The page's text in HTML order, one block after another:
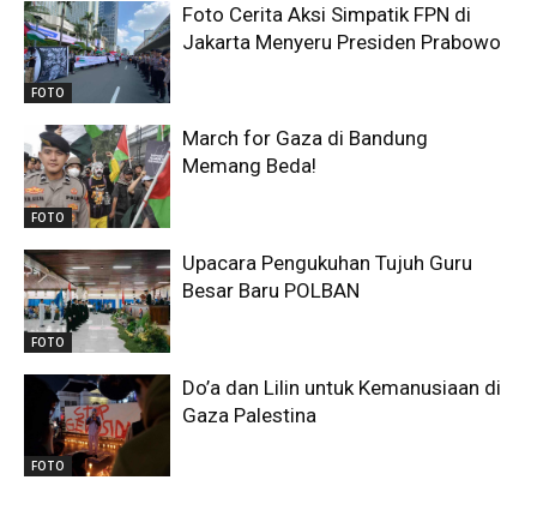
FOTO
Foto Cerita Aksi Simpatik FPN di
Jakarta Menyeru Presiden Prabowo
FOTO
March for Gaza di Bandung
Memang Beda!
FOTO
Upacara Pengukuhan Tujuh Guru
Besar Baru POLBAN
FOTO
Do’a dan Lilin untuk Kemanusiaan di
Gaza Palestina